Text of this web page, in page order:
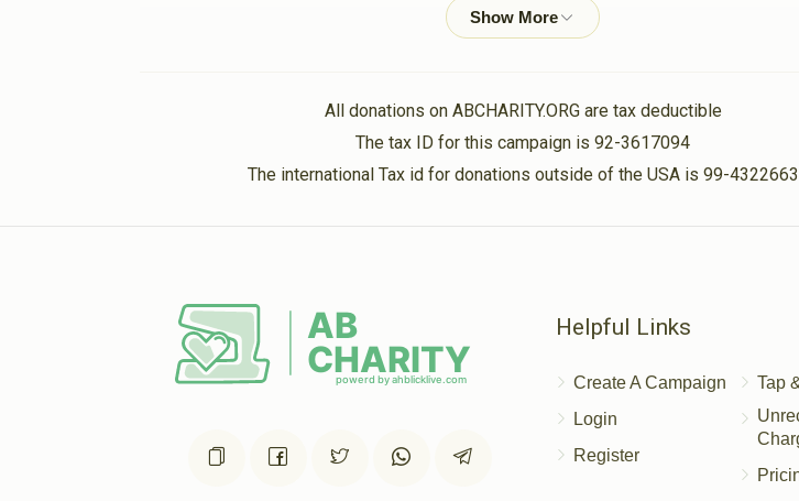
אלי' טירנויער
Tovia Lipa Gross אלי' טירנויער
1 year ago
All donations on ABCHARITY.ORG are tax deductible
The tax ID for this campaign is 92-3617094
The international Tax id for donations outside of the USA is 99-4322663
Helpful Links
Create A Campaign
Login
Register
Tap